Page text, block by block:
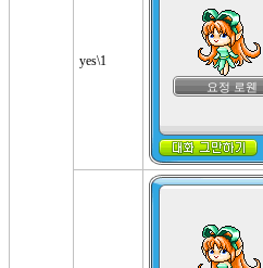
yes\1
요정 로웬